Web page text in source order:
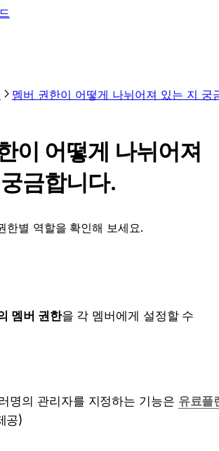
멤버 권한이 어떻게 나뉘어져 있는 지 궁
이 어떻게 나뉘어져
금합니다.
한별 역할을 확인해 보세요.
멤버 권한을 각 멤버에게 설정할 수
명의 관리자를 지정하는 기능은 유료플
공)